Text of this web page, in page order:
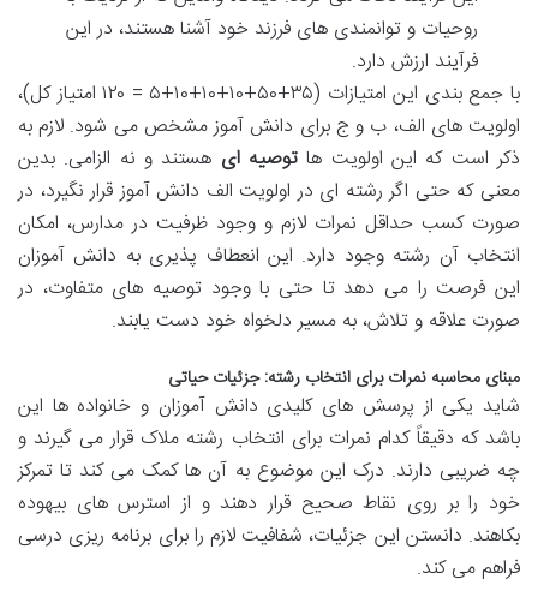
روحیات و توانمندی های فرزند خود آشنا هستند، در این
فرآیند ارزش دارد.
با جمع بندی این امتیازات (۳۵+۵۰+۱۰+۱۰+۱۰+۵ = ۱۲۰ امتیاز کل)،
اولویت های الف، ب و ج برای دانش آموز مشخص می شود. لازم به
ذکر است که این اولویت ها توصیه ای هستند و نه الزامی. بدین
معنی که حتی اگر رشته ای در اولویت الف دانش آموز قرار نگیرد، در
صورت کسب حداقل نمرات لازم و وجود ظرفیت در مدارس، امکان
انتخاب آن رشته وجود دارد. این انعطاف پذیری به دانش آموزان
این فرصت را می دهد تا حتی با وجود توصیه های متفاوت، در
صورت علاقه و تلاش، به مسیر دلخواه خود دست یابند.
مبنای محاسبه نمرات برای انتخاب رشته: جزئیات حیاتی
شاید یکی از پرسش های کلیدی دانش آموزان و خانواده ها این
باشد که دقیقاً کدام نمرات برای انتخاب رشته ملاک قرار می گیرند و
چه ضریبی دارند. درک این موضوع به آن ها کمک می کند تا تمرکز
خود را بر روی نقاط صحیح قرار دهند و از استرس های بیهوده
بکاهند. دانستن این جزئیات، شفافیت لازم را برای برنامه ریزی درسی
فراهم می کند.